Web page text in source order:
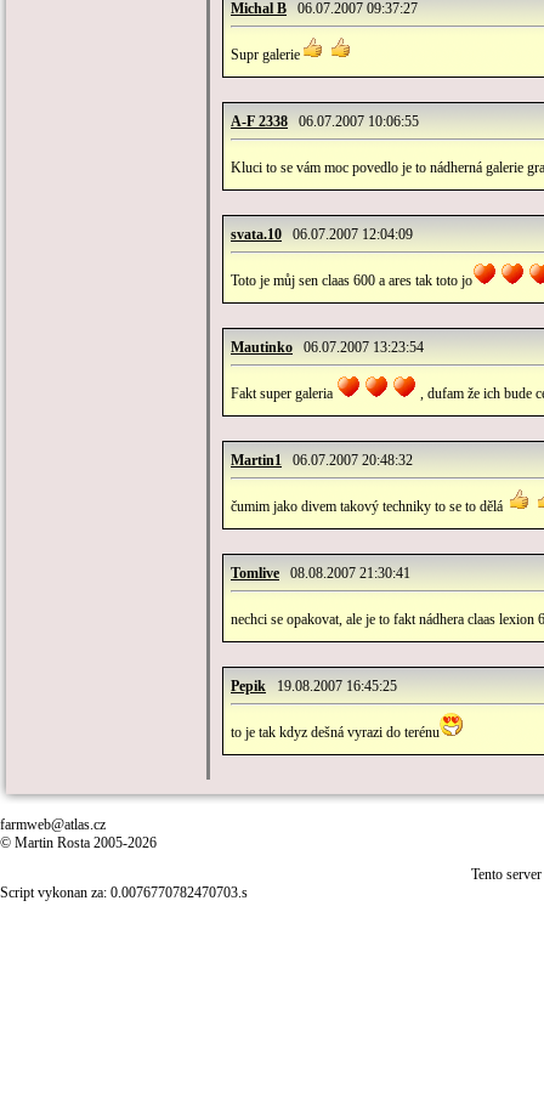
Michal B 06.07.2007 09:37:27
Supr galerie
A-F 2338 06.07.2007 10:06:55
Kluci to se vám moc povedlo je to nádherná galerie
svata.10 06.07.2007 12:04:09
Toto je můj sen claas 600 a ares tak toto jo
Mautinko 06.07.2007 13:23:54
Fakt super galeria , dufam že ich bude
Martin1 06.07.2007 20:48:32
čumim jako divem takový techniky to se to dělá
Tomlive 08.08.2007 21:30:41
nechci se opakovat, ale je to fakt nádhera claas lexion
Pepik 19.08.2007 16:45:25
to je tak kdyz dešná vyrazi do terénu
farmweb@atlas.cz
© Martin Rosta 2005-2026
Tento
Script vykonan za: 0.0076770782470703.s